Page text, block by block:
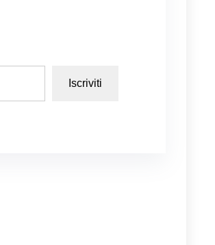
Iscriviti